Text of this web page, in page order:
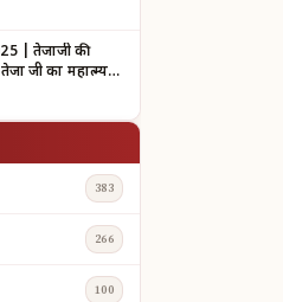
की
जी का महात्म्य |
383
266
100